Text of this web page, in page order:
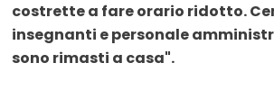
costrette a fare orario ridotto.
insegnanti e personale
sono rimasti a casa".